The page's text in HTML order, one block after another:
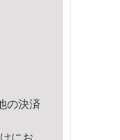
の決済
にお